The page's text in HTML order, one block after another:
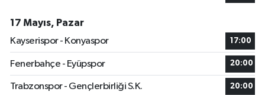
17 Mayıs, Pazar
Kayserispor - Konyaspor
17:00
Fenerbahçe - Eyüpspor 20:00
Trabzonspor - Gençlerbirliği S.K. 20:00